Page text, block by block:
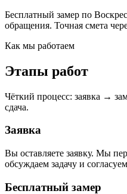
Бесплатный замер по
обращения. Точная смета
Как мы работаем
Этапы работ
Чёткий процесс: заявка →
сдача.
Заявка
Вы оставляете заявку. Мы
обсуждаем задачу и
Бесплатный замер